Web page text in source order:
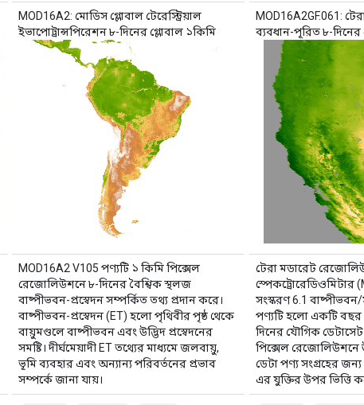
MOD16A2: মোডিস গ্লোবাল টেরেস্ট্রিয়াল
ইভাপোট্রান্সপিরেশন ৮-দিনের গ্লোবাল ১কিমি
MOD16A2 V105 পণ্যটি ১ কিমি পিক্সেল
রেজোলিউশনে ৮-দিনের বৈশ্বিক স্থলজ
বাষ্পীভবন-প্রস্বেদন সম্পর্কিত তথ্য প্রদান করে।
বাষ্পীভবন-প্রস্বেদন (ET) হলো পৃথিবীর পৃষ্ঠ থেকে
বায়ুমণ্ডলে বাষ্পীভবন এবং উদ্ভিদ প্রস্বেদনের
সমষ্টি। দীর্ঘমেয়াদী ET তথ্যের মাধ্যমে জলবায়ু,
ভূমি ব্যবহার এবং অন্যান্য পরিবর্তনের প্রভাব
সম্পর্কে জানা যায়।
MOD16A2GF.061:
ব্যবধান-পূরিত ৮-দিনের
টেরা মডারেট
স্পেকট্রোরেডিওমিটার
সংস্করণ 6.1 বাষ্পীভবন/
পণ্যটি হলো একটি
দিনের যৌগিক
পিক্সেল রেজোলিউশনে
ডেটা পণ্য সংগ্রহের
এর যুক্তির উপর ভিত্তি